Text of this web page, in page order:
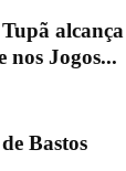
nos Jogos...
Bastos